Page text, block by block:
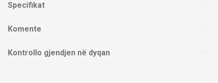
Specifikat
Komente
Kontrollo gjendjen në dyqan